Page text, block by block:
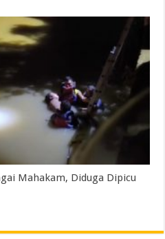
Mahakam, Diduga Dipicu